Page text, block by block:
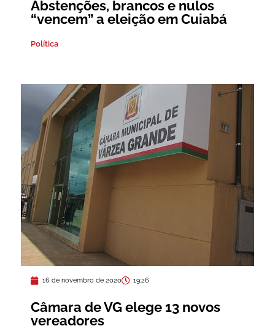
Abstenções, brancos e nulos
“vencem” a eleição em Cuiabá
Política
16 de novembro de 2020 19:26
Câmara de VG elege 13 novos
vereadores